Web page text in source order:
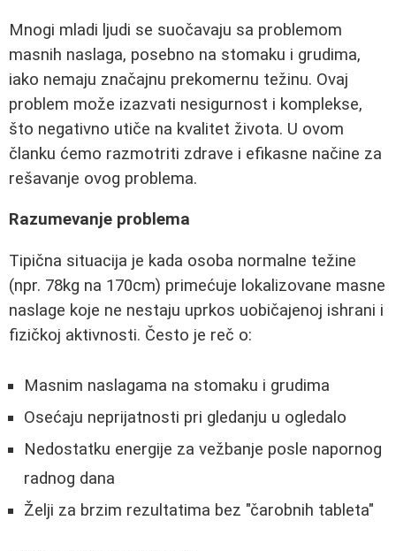
Mnogi mladi ljudi se suočavaju sa problemom
masnih naslaga, posebno na stomaku i grudima,
iako nemaju značajnu prekomernu težinu. Ovaj
problem može izazvati nesigurnost i komplekse,
što negativno utiče na kvalitet života. U ovom
članku ćemo razmotriti zdrave i efikasne načine za
rešavanje ovog problema.
Razumevanje problema
Tipična situacija je kada osoba normalne težine
(npr. 78kg na 170cm) primećuje lokalizovane masne
naslage koje ne nestaju uprkos uobičajenoj ishrani i
fizičkoj aktivnosti. Često je reč o:
Masnim naslagama na stomaku i grudima
Osećaju neprijatnosti pri gledanju u ogledalo
Nedostatku energije za vežbanje posle napornog
radnog dana
Želji za brzim rezultatima bez "čarobnih tableta"